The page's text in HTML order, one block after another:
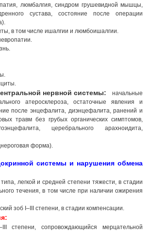
люмбалгия, синдром грушевидной мышцы,
сустава, состояние после операции
в том числе ишалгии и люмбоишалгии.
нервной системы: начальные
атеросклероза, остаточные явления и
после энцефалита, диэнцефалита, ранений и
травм без грубых органических симптомов,
церебрального арахноидита,
форма).
системы и нарушения обмена
легкой и средней степени тяжести, в стадии
течения, в том числе при наличии ожирения
зоб I–III степени, в стадии компенсации.
степени, сопровождающийся мерцательной